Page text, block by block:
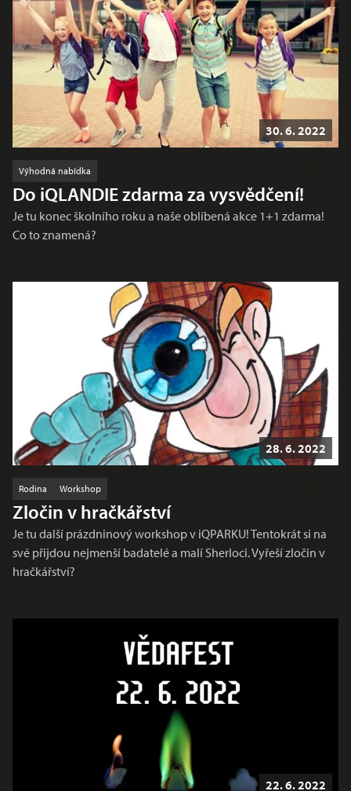
30. 6. 2022
Výhodná nabídka
Do iQLANDIE zdarma za vysvědčení!
Je tu konec školního roku a naše oblíbená akce 1+1 zdarma!
Co to znamená?
28. 6. 2022
Rodina Workshop
Zločin v hračkářství
Je tu další prázdninový workshop v iQPARKU! Tentokrát si na
své přijdou nejmenší badatelé a malí Sherloci. Vyřeší zločin v
hračkářství?
22. 6. 2022